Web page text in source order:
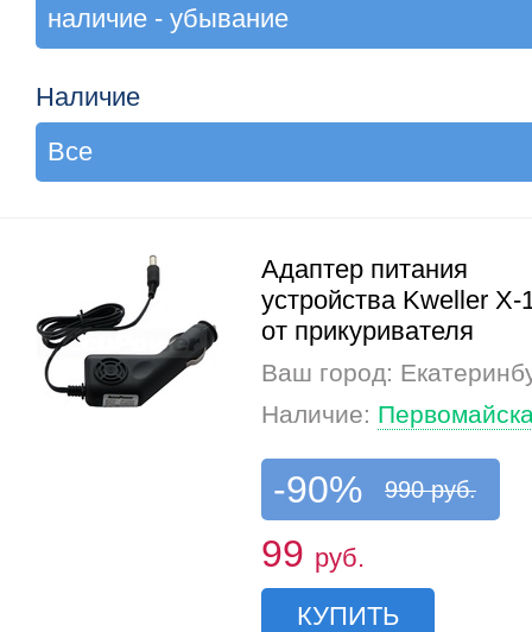
Наличие
Адаптер питания
устройства Kweller X-
от прикуривателя
Ваш город:
Наличие:
-90% 990 руб.
99 руб.
КУПИТЬ